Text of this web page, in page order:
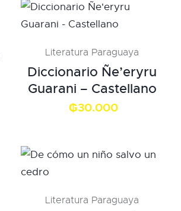
Literatura Paraguaya
Diccionario Ñe’eryru
Guarani – Castellano
₲30.000
Literatura Paraguaya